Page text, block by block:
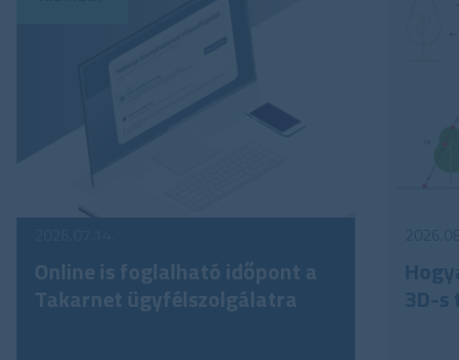
Online is foglalható időpont a
Takarnet ügyfélszolgálatra